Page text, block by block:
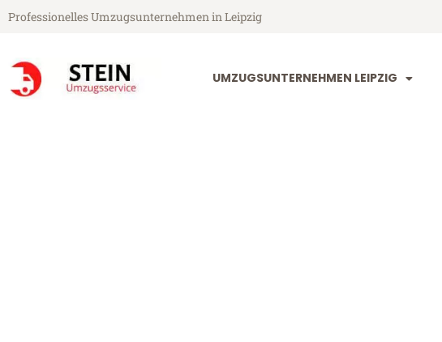
Professionelles Umzugsunternehmen in Leipzig
UMZUGSUNTERNEHMEN LEIPZIG